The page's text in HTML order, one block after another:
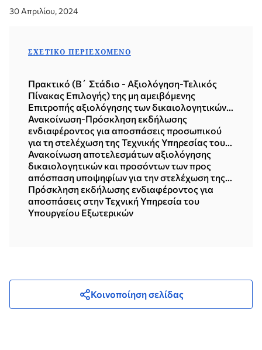
30 Απριλίου, 2024
ΣΧΕΤΙΚΌ ΠΕΡΙΕΧΌΜΕΝΟ
Πρακτικό (Β΄ Στάδιο - Αξιολόγηση-Τελικός
Πίνακας Επιλογής) της μη αμειβόμενης
Επιτροπής αξιολόγησης των δικαιολογητικών
και των προσόντων των προς απόσπαση
υποψηφίων για τη στελέχωση της Τεχνικής
Υπηρεσίας του Υπουργείου Εξωτερικών
Ανακοίνωση-Πρόσκληση εκδήλωσης
ενδιαφέροντος για αποσπάσεις προσωπικού
για τη στελέχωση της Τεχνικής Υπηρεσίας του
Υπουργείου Εξωτερικών
Ανακοίνωση αποτελεσμάτων αξιολόγησης
δικαιολογητικών και προσόντων των προς
απόσπαση υποψηφίων για την στελέχωση της
Τεχνικής Υπηρεσίας
Πρόσκληση εκδήλωσης ενδιαφέροντος για
αποσπάσεις στην Τεχνική Υπηρεσία του
Υπουργείου Εξωτερικών
Κοινοποίηση σελίδας